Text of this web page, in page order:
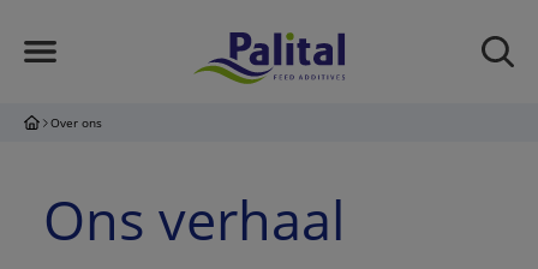
Over ons
Ons verhaal